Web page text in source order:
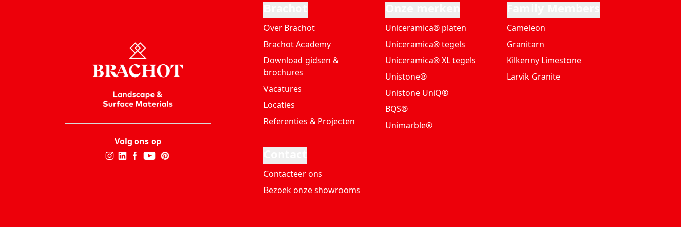
Volg ons op
Over Brachot
Brachot Academy
Download gidsen &
brochures
Vacatures
Locaties
Referenties & Projecten
Uniceramica® platen
Uniceramica® tegels
Uniceramica® XL tegels
Unistone®
Unistone UniQ®
BQS®
Unimarble®
Cameleon
Granitarn
Kilkenny Limestone
Larvik Granite
Contacteer ons
Bezoek onze showrooms